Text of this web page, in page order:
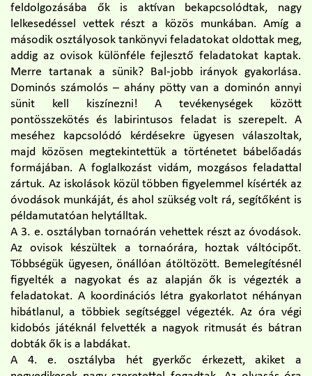
feldolgozásába ők is aktívan bekapcsolódtak, nagy
lelkesedéssel vettek részt a közös munkában. Amíg a
második osztályosok tankönyvi feladatokat oldottak meg,
addig az ovisok különféle fejlesztő feladatokat kaptak.
Merre tartanak a sünik? Bal-jobb irányok gyakorlása.
Dominós számolós – ahány pötty van a dominón annyi
sünit kell kiszínezni! A tevékenységek között
pontösszekötés és labirintusos feladat is szerepelt. A
meséhez kapcsolódó kérdésekre ügyesen válaszoltak,
majd közösen megtekintettük a történetet bábelőadás
formájában. A foglalkozást vidám, mozgásos feladattal
zártuk. Az iskolások közül többen figyelemmel kísérték az
óvodások munkáját, és ahol szükség volt rá, segítőként is
példamutatóan helytálltak.
A 3. e. osztályban tornaórán vehettek részt az óvodások.
Az ovisok készültek a tornaórára, hoztak váltócipőt.
Többségük ügyesen, önállóan átöltözött. Bemelegítésnél
figyelték a nagyokat és az alapján ők is végezték a
feladatokat. A koordinációs létra gyakorlatot néhányan
hibátlanul, a többiek segítséggel végezték. Az óra végi
kidobós játéknál felvették a nagyok ritmusát és bátran
dobták ők is a labdákat.
A 4. e. osztályba hét gyerkőc érkezett, akiket a